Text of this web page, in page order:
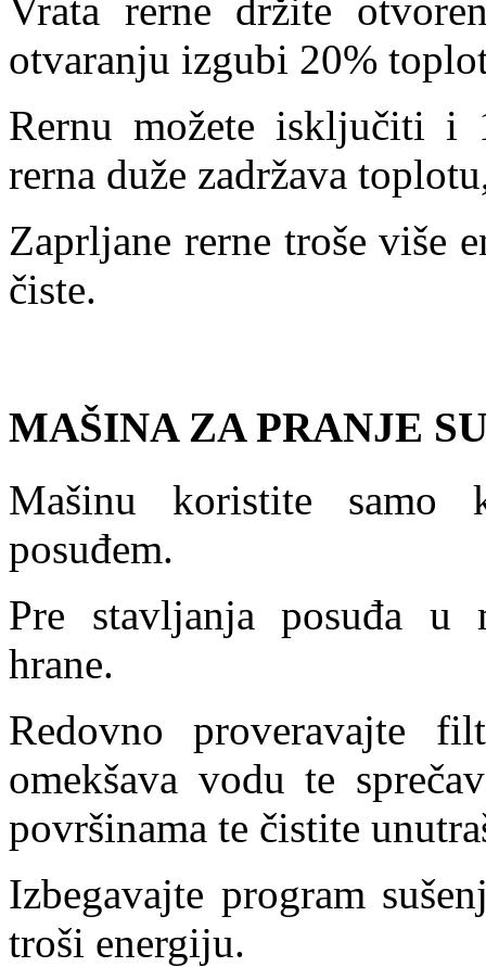
Vrata rerne držite
otvaranju izgubi 20%
Rernu možete isključiti i
rerna duže zadržava
Zaprljane rerne troše više
čiste.
MAŠINA ZA PRANJE
Mašinu koristite samo
posuđem.
Pre stavljanja posuđa u
hrane.
Redovno proveravajte
omekšava vodu te
površinama te čistite
Izbegavajte program
troši energiju.